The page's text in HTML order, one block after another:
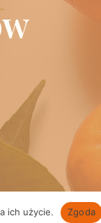
ich użycie. Zgoda